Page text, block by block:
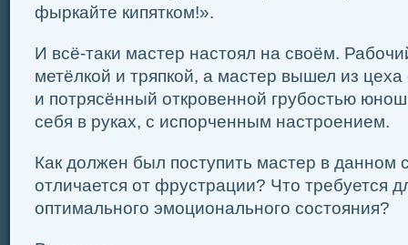
фыркайте кипятком!».
И всё-таки мастер настоял на своём.
метёлкой и тряпкой, а мастер вышел из
и потрясённый откровенной грубостью
себя в руках, с испорченным настроением.
Как должен был поступить мастер в данном
отличается от фрустрации? Что требуется
оптимального эмоционального состояния?